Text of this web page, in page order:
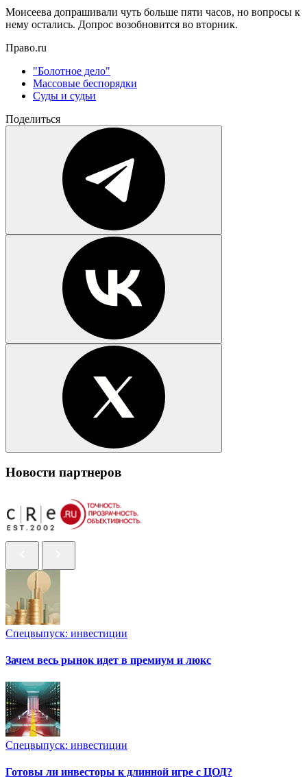
Моисеева допрашивали чуть больше пяти часов, но вопросы к
нему остались. Допрос возобновится во вторник.
Право.ru
"Болотное дело"
Массовые беспорядки
Суды и судьи
Поделиться
Новости партнеров
Спецвыпуск: инвестиции
Зачем весь рынок идет в премиум и люкс
Спецвыпуск: инвестиции
Готовы ли инвесторы к длинной игре с ЦОД?